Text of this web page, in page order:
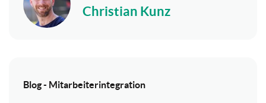
Christian Kunz
Blog - Mitarbeiterintegration